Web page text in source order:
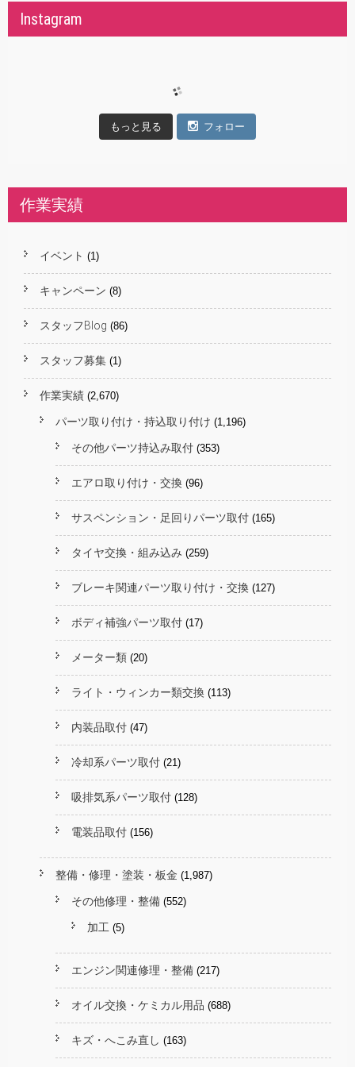
Instagram
もっと見る フォロー
作業実績
イベント (1)
キャンペーン (8)
スタッフBlog (86)
スタッフ募集 (1)
作業実績 (2,670)
パーツ取り付け・持込取り付け (1,196)
その他パーツ持込み取付 (353)
エアロ取り付け・交換 (96)
サスペンション・足回りパーツ取付 (165)
タイヤ交換・組み込み (259)
ブレーキ関連パーツ取り付け・交換 (127)
ボディ補強パーツ取付 (17)
メーター類 (20)
ライト・ウィンカー類交換 (113)
内装品取付 (47)
冷却系パーツ取付 (21)
吸排気系パーツ取付 (128)
電装品取付 (156)
整備・修理・塗装・板金 (1,987)
その他修理・整備 (552)
加工 (5)
エンジン関連修理・整備 (217)
オイル交換・ケミカル用品 (688)
キズ・へこみ直し (163)